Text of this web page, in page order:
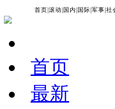
首页 |滚动 国内 国际 |军事 |社
首页
最新